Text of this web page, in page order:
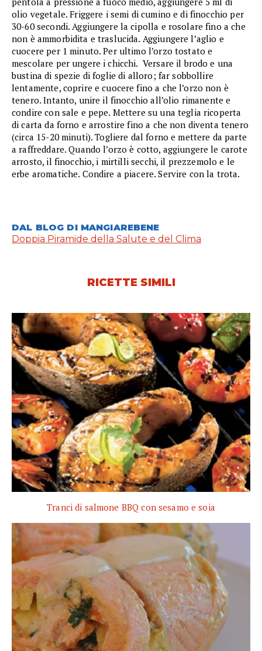
olio vegetale. Friggere i semi di cumino e di finocchio per
30-60 secondi. Aggiungere la cipolla e rosolare fino a che
non è ammorbidita e traslucida. Aggiungere l’aglio e
cuocere per 1 minuto. Per ultimo l’orzo tostato e
mescolare per ungere i chicchi. Versare il brodo e una
bustina di spezie di foglie di alloro; far sobbollire
lentamente, coprire e cuocere fino a che l’orzo non è
tenero. Intanto, unire il finocchio all’olio rimanente e
condire con sale e pepe. Mettere su una teglia ricoperta
di carta da forno e arrostire fino a che non diventa tenero
(circa 15-20 minuti). Togliere dal forno e mettere da parte
a raffreddare. Quando l’orzo è cotto, aggiungere le carote
arrosto, il finocchio, i mirtilli secchi, il prezzemolo e le
erbe aromatiche. Condire a piacere. Servire con la trota.
DAL BLOG DI MANGIAREBENE
Doppia Piramide della Salute e del Clima
RICETTE SIMILI
Tranci di salmone BBQ con sesamo e soia